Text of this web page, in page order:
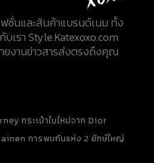
ชั่นและสินค้าแบรนด์เนม ทั้ง
บเรา Style.Katexoxo.com
ยงานข่าวสารส่งตรงถึงคุณ
กระเป๋าใบใหม่จาก Dior
การพบกันแห่ง 2 ยักษ์ใหญ่